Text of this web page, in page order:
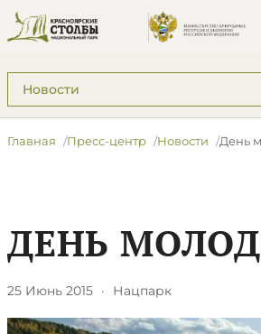
Подразделы: Пресс-центр
Главная Пресс-центр Новости День
ДЕНЬ
25 Июнь 2015 · Нацпарк